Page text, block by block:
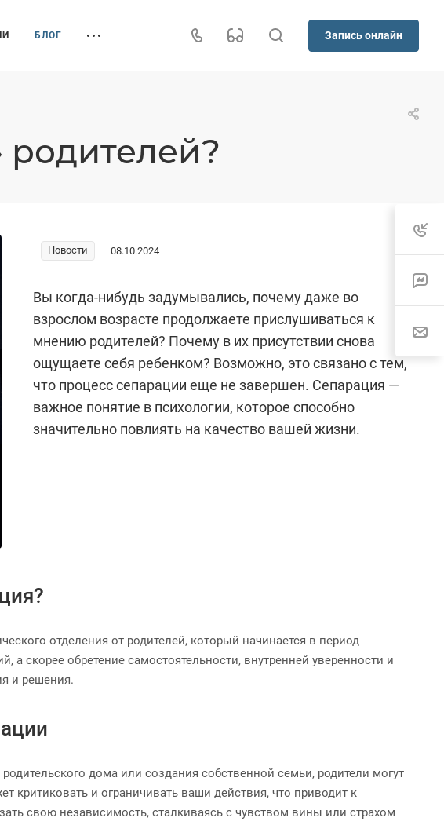
БЛОГ Запись онлайн
родителей?
Новости 08.10.2024
Вы когда-нибудь задумывались, почему даже во
взрослом возрасте продолжаете прислушиваться к
мнению родителей? Почему в их присутствии снова
ощущаете себя ребенком? Возможно, это связано с тем,
что процесс сепарации еще не завершен. Сепарация —
важное понятие в психологии, которое способно
значительно повлиять на качество вашей жизни.
отделения от родителей, который начинается в период
скорее обретение самостоятельности, внутренней уверенности и
и решения.
дома или создания собственной семьи, родители могут
критиковать и ограничивать ваши действия, что приводит к
свою независимость, сталкиваясь с чувством вины или страхом